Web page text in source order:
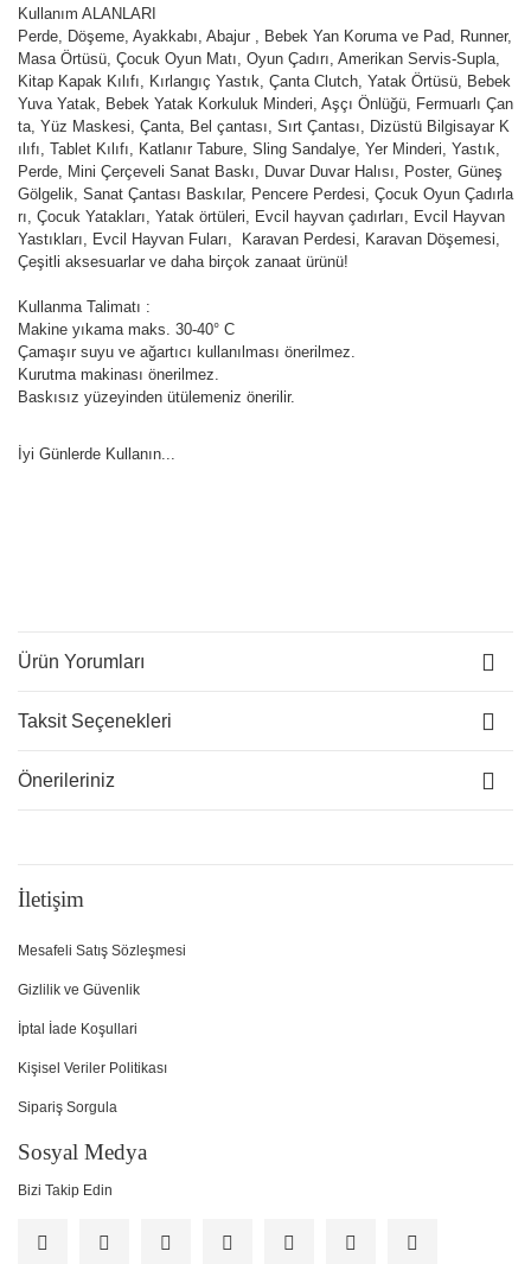
Kullanım ALANLARI
Perde, Döşeme, Ayakkabı, Abajur , Bebek Yan Koruma ve Pad, Runner,
Masa Örtüsü, Çocuk Oyun Matı, Oyun Çadırı, Amerikan Servis-Supla,
Kitap Kapak Kılıfı, Kırlangıç Yastık, Çanta Clutch, Yatak Örtüsü, Bebek
Yuva Yatak, Bebek Yatak Korkuluk Minderi, Aşçı Önlüğü, Fermuarlı Çan
ta, Yüz Maskesi, Çanta, Bel çantası, Sırt Çantası, Dizüstü Bilgisayar K
ılıfı, Tablet Kılıfı, Katlanır Tabure, Sling Sandalye, Yer Minderi, Yastık,
Perde, Mini Çerçeveli Sanat Baskı, Duvar Duvar Halısı, Poster, Güneş
Gölgelik, Sanat Çantası Baskılar, Pencere Perdesi, Çocuk Oyun Çadırla
rı, Çocuk Yatakları, Yatak örtüleri, Evcil hayvan çadırları, Evcil Hayvan
Yastıkları, Evcil Hayvan Fuları, Karavan Perdesi, Karavan Döşemesi,
Çeşitli aksesuarlar ve daha birçok zanaat ürünü!
Kullanma Talimatı :
Makine yıkama maks. 30-40° C
Çamaşır suyu ve ağartıcı kullanılması önerilmez.
Kurutma makinası önerilmez.
Baskısız yüzeyinden ütülemeniz önerilir.
İyi Günlerde Kullanın...
Ürün Yorumları
Taksit Seçenekleri
Önerileriniz
İletişim
Mesafeli Satış Sözleşmesi
Gizlilik ve Güvenlik
İptal İade Koşullari
Kişisel Veriler Politikası
Sipariş Sorgula
Sosyal Medya
Bizi Takip Edin